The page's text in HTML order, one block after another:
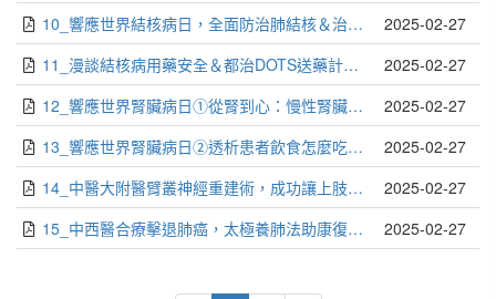
10_響應世界結核病日，全面防治肺結核＆治療懶人包_陳昫元
2025-02-27
11_漫談結核病用藥安全＆都治DOTS送藥計畫_林暉涵
2025-02-27
12_響應世界腎臟病日①從腎到心：慢性腎臟病的身心整合治療之道_廖元敬
2025-02-27
13_響應世界腎臟病日②透析患者飲食怎麼吃，避免虛累累？_胡育茹
2025-02-27
14_中醫大附醫臂叢神經重建術，成功讓上肢癱瘓病人振臂重生_編輯部
2025-02-27
15_中西醫合療擊退肺癌，太極養肺法助康復提升存活率_編輯部
2025-02-27